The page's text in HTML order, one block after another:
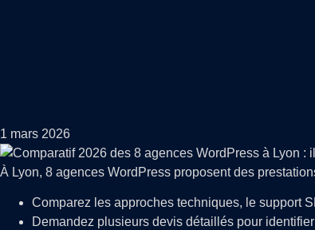
1 mars 2026
À Lyon, 8 agences WordPress proposent des
Comparez les approches techniques, le support
Demandez plusieurs devis détaillés pour